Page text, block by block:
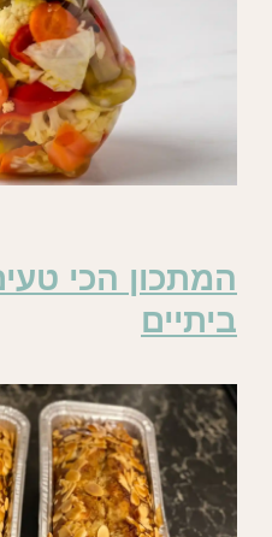
המתכון הכי
ביתיים